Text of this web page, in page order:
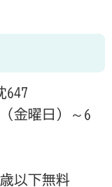
金曜日）～6
以下無料